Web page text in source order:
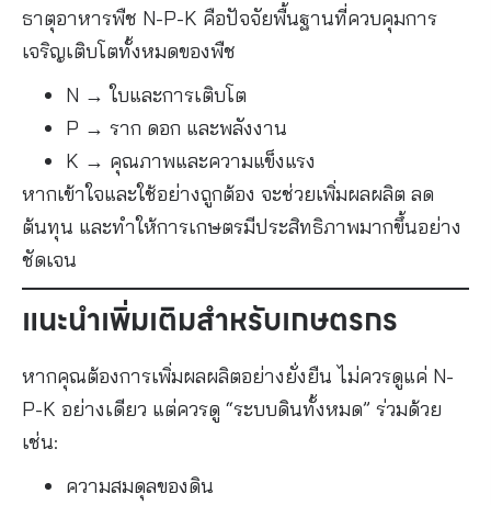
ธาตุอาหารพืช N-P-K คือปัจจัยพื้นฐานที่ควบคุมการ
เจริญเติบโตทั้งหมดของพืช
N → ใบและการเติบโต
P → ราก ดอก และพลังงาน
K → คุณภาพและความแข็งแรง
หากเข้าใจและใช้อย่างถูกต้อง จะช่วยเพิ่มผลผลิต ลด
ต้นทุน และทำให้การเกษตรมีประสิทธิภาพมากขึ้นอย่าง
ชัดเจน
แนะนำเพิ่มเติมสำหรับเกษตรกร
หากคุณต้องการเพิ่มผลผลิตอย่างยั่งยืน ไม่ควรดูแค่ N-
P-K อย่างเดียว แต่ควรดู “ระบบดินทั้งหมด” ร่วมด้วย
เช่น:
ความสมดุลของดิน